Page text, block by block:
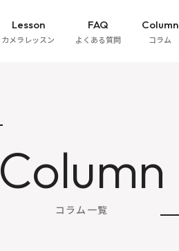
Lesson
カメラレッスン
FAQ
よくある質問
Column
コラム
Column
コラム一覧